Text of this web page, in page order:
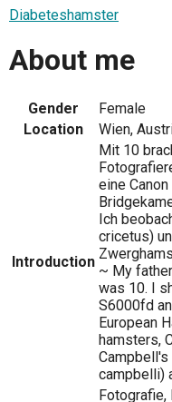
Diabeteshamster
About me
Gender
Female
Location
Wien,
Introduction
Mit 10
eine
Ich
cricetus)
~ My
was 10. I
S6000fd
European
hamsters,
campbelli)
Fotografie,